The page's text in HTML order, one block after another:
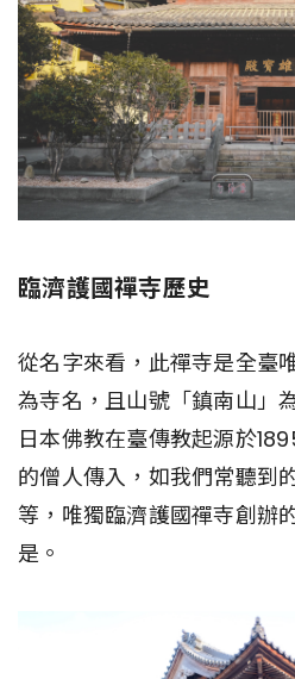
臨濟護國禪寺歷史
從名字來看，此禪寺是全臺
為寺名，且山號「鎮南山」
日本佛教在臺傳教起源於
的僧人傳入，如我們常聽到
等，唯獨臨濟護國禪寺創辦
是。